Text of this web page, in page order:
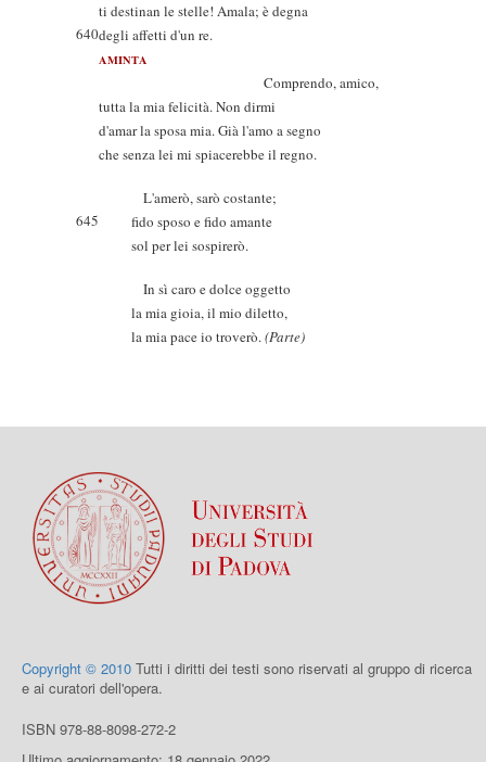
ti destinan le stelle! Amala; è degna
640degli affetti d'un re.
AMINTA
Comprendo, amico,
tutta la mia felicità. Non dirmi
d'amar la sposa mia. Già l'amo a segno
che senza lei mi spiacerebbe il regno.
L'amerò, sarò costante;
645
fido sposo e fido amante
sol per lei sospirerò.
In sì caro e dolce oggetto
la mia gioia, il mio diletto,
la mia pace io troverò.(Parte)
Copyright © 2010 Tutti i diritti dei testi sono riservati al gruppo di ricerca
e ai curatori dell'opera.
ISBN 978-88-8098-272-2